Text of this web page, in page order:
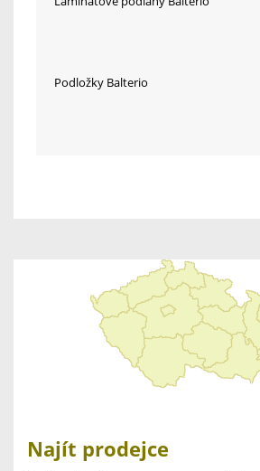
Podložky Balterio
Najít prodejce